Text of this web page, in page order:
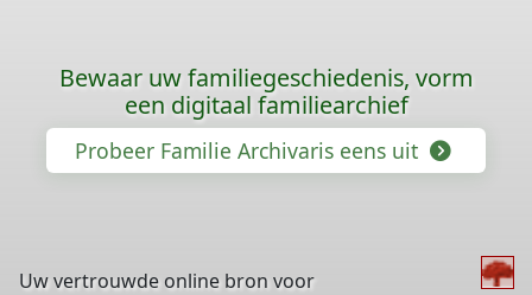
Bewaar uw familiegeschiedenis, vorm
een digitaal familiearchief
Probeer Familie Archivaris eens uit
Uw vertrouwde online bron voor